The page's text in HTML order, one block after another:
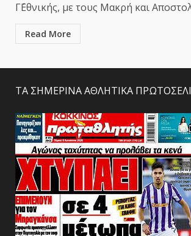
Γ΄Εθνικής, με τους Μακρή και
Read More
ΤΑ ΣΗΜΕΡΙΝΑ ΑΘΛΗΤΙΚΑ